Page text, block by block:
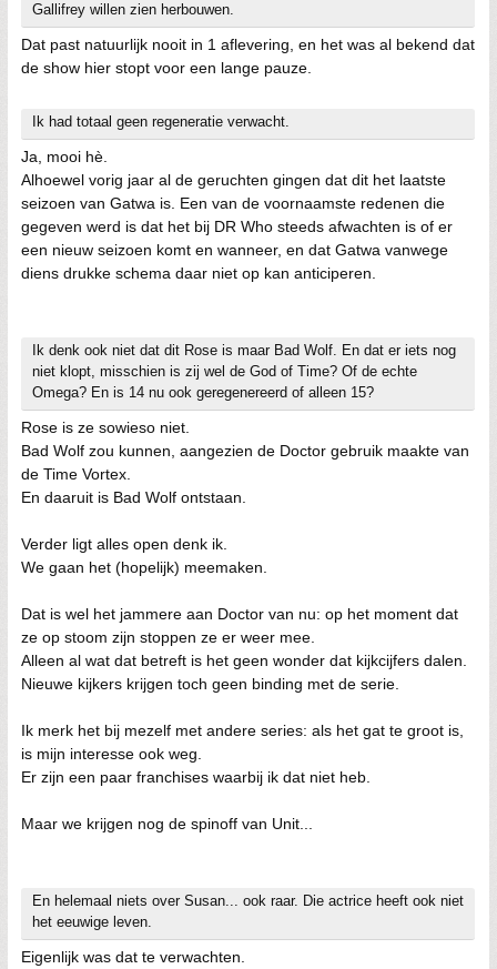
Gallifrey willen zien herbouwen.
Dat past natuurlijk nooit in 1 aflevering, en het was al bekend dat
de show hier stopt voor een lange pauze.
Ik had totaal geen regeneratie verwacht.
Ja, mooi hè.
Alhoewel vorig jaar al de geruchten gingen dat dit het laatste
seizoen van Gatwa is. Een van de voornaamste redenen die
gegeven werd is dat het bij DR Who steeds afwachten is of er
een nieuw seizoen komt en wanneer, en dat Gatwa vanwege
diens drukke schema daar niet op kan anticiperen.
Ik denk ook niet dat dit Rose is maar Bad Wolf. En dat er iets nog
niet klopt, misschien is zij wel de God of Time? Of de echte
Omega? En is 14 nu ook geregenereerd of alleen 15?
Rose is ze sowieso niet.
Bad Wolf zou kunnen, aangezien de Doctor gebruik maakte van
de Time Vortex.
En daaruit is Bad Wolf ontstaan.
Verder ligt alles open denk ik.
We gaan het (hopelijk) meemaken.
Dat is wel het jammere aan Doctor van nu: op het moment dat
ze op stoom zijn stoppen ze er weer mee.
Alleen al wat dat betreft is het geen wonder dat kijkcijfers dalen.
Nieuwe kijkers krijgen toch geen binding met de serie.
Ik merk het bij mezelf met andere series: als het gat te groot is,
is mijn interesse ook weg.
Er zijn een paar franchises waarbij ik dat niet heb.
Maar we krijgen nog de spinoff van Unit...
En helemaal niets over Susan... ook raar. Die actrice heeft ook niet
het eeuwige leven.
Eigenlijk was dat te verwachten.